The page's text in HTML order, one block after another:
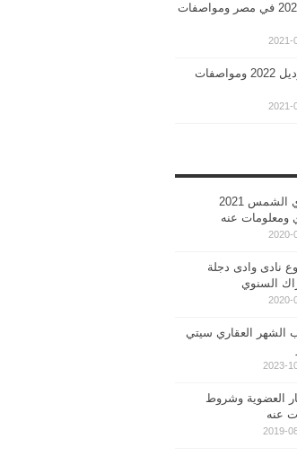
سعر كيا اكسييد 2022 في مصر ومواصفات
اسعار جاك J7 موديل 2022 ومواصفات
اسعار عضوية نادي الشمس 2021
ومعلومات عنه
نادى وادى دجلة
السنوي
الشهر العقاري سيتي
العضوية وشروط
عنه